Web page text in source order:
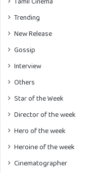
Trending
New Release
Gossip
Interview
Others
Star of the Week
Director of the week
Hero of the week
Heroine of the week
Cinematographer